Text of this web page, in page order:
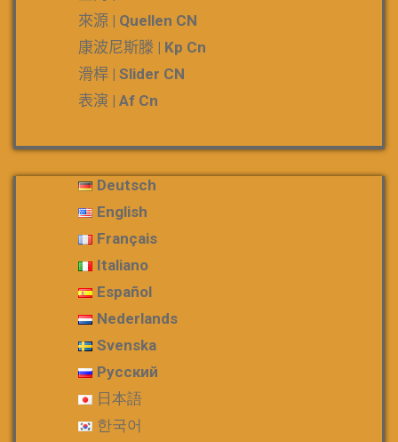
來源 | Quellen CN
康波尼斯滕 | Kp Cn
滑桿 | Slider CN
表演 | Af Cn
Deutsch
English
Français
Italiano
Español
Nederlands
Svenska
Русский
日本語
한국어